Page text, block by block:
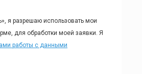
я разрешаю использовать мои
для обработки моей заявки. Я
работы с данными